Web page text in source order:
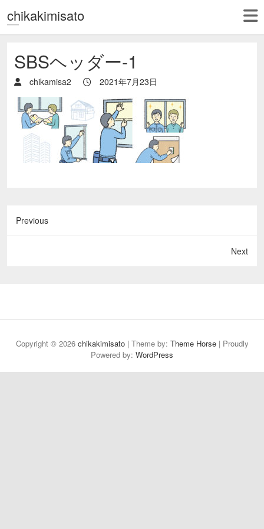
chikakimisato
SBSヘッダー-1
chikamisa2 2021年7月23日
Previous
Next
Copyright © 2026 chikakimisato| Theme by: Theme Horse| Proudly
Powered by: WordPress